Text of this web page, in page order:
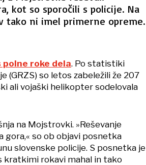
kot so sporočili s policije. Na
tako ni imel primerne opreme.
roke dela. Po statistiki
(GRZS) so letos zabeležili že 207
ali vojaški helikopter sodelovala
na Mojstrovki. »Reševanje
gora,« so ob objavi posnetka
slovenske policije. S posnetka je
kratkimi rokavi mahal in tako